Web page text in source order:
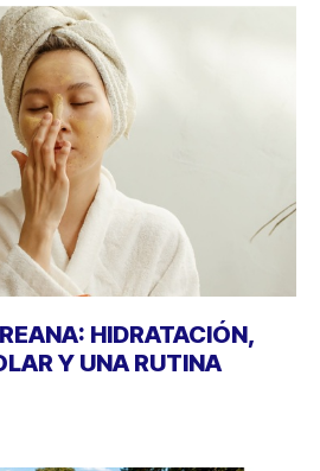
HIDRATACIÓN,
Y UNA RUTINA